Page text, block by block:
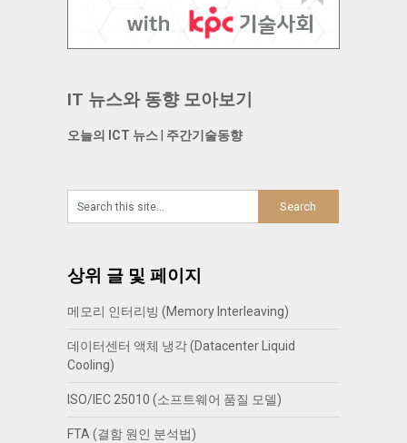
IT 뉴스와 동향 모아보기
오늘의 ICT 뉴스| 주간기술동향
상위 글 및 페이지
메모리 인터리빙 (Memory Interleaving)
데이터센터 액체 냉각 (Datacenter Liquid
Cooling)
ISO/IEC 25010 (소프트웨어 품질 모델)
FTA (결함 원인 분석법)